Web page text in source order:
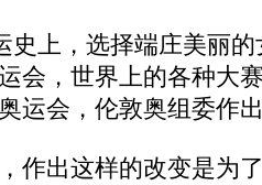
上，选择端庄美丽的
会，世界上的各种大
运会，伦敦奥组委作
出这样的改变是为